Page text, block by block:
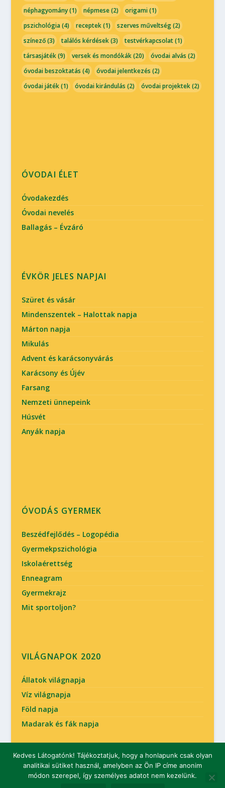
néphagyomány(1) népmese(2) origami(1)
pszichológia(4) receptek(1) szerves műveltség(2)
színező(3) találós kérdések(3) testvérkapcsolat(1)
társasjáték(9) versek és mondókák(20) óvodai alvás (2)
óvodai beszoktatás (4) óvodai jelentkezés (2)
óvodai játék(1) óvodai kirándulás (2) óvodai projektek(2)
ÓVODAI ÉLET
Óvodakezdés
Óvodai nevelés
Ballagás – Évzáró
ÉVKÖR JELES NAPJAI
Szüret és vásár
Mindenszentek – Halottak napja
Márton napja
Mikulás
Advent és karácsonyvárás
Karácsony és Újév
Farsang
Nemzeti ünnepeink
Húsvét
Anyák napja
ÓVODÁS GYERMEK
Beszédfejlődés – Logopédia
Gyermekpszichológia
Iskolaérettség
Enneagram
Gyermekrajz
Mit sportoljon?
VILÁGNAPOK 2020
Állatok világnapja
Víz világnapja
Föld napja
Madarak és fák napja
Tervezte:Elegant Themes| Üzemeltető:WordPress
Kedves Látogatónk! Tájékoztatjuk, hogy a honlapunk csak olyan
analitikai sütiket használ, amelyben az Ön IP címe anonim
módon szerepel, így személyes adatot nem kezelünk.